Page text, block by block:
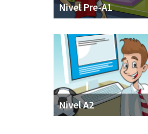
Nivel Pre-A1
Nivel A2